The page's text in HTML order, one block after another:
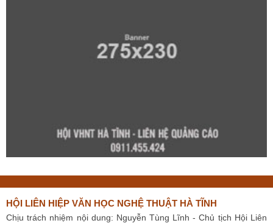
HỘI LIÊN HIỆP VĂN HỌC NGHỆ THUẬT HÀ TĨNH
Chịu trách nhiệm nội dung: Nguyễn Tùng Lĩnh - Chủ tịch Hội Liên